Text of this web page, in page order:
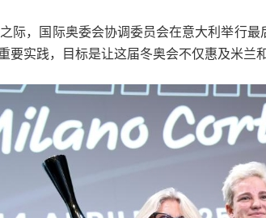
际，国际奥委会协调委员会在意大利举行
实践，目标是让这届冬奥会不仅惠及米兰